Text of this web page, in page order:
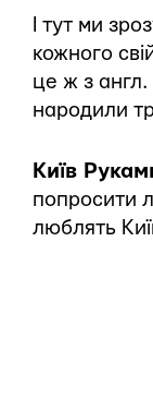
І тут ми
кожного
це ж з англ.
народили
Київ
попросити
люблять